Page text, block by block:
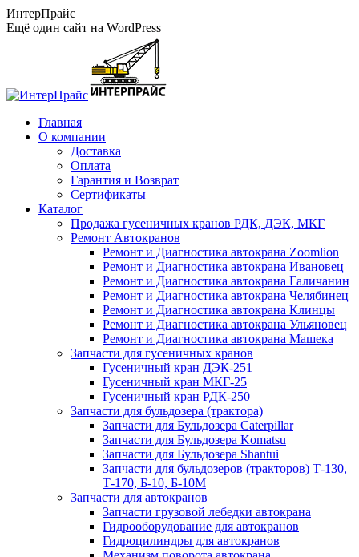
Перейти
к
ИнтерПрайс
Ещё один сайт на WordPress
Главная
О компании
Доставка
Оплата
Гарантия и Возврат
Сертификаты
Каталог
Продажа гусеничных кранов РДК, ДЭК, МКГ
Ремонт Автокранов
Ремонт и Диагностика автокрана Zoomlion
Ремонт и Диагностика автокрана Ивановец
Ремонт и Диагностика автокрана Галичанин
Ремонт и Диагностика автокрана Челябинец
Ремонт и Диагностика автокрана Клинцы
Ремонт и Диагностика автокрана Ульяновец
Ремонт и Диагностика автокрана Машека
Запчасти для гусеничных кранов
Гусеничный кран ДЭК-251
Гусеничный кран МКГ-25
Гусеничный кран РДК-250
Запчасти для бульдозера (трактора)
Запчасти для Бульдозера Caterpillar
Запчасти для Бульдозера Komatsu
Запчасти для Бульдозера Shantui
Запчасти для бульдозеров (тракторов) Т-130,
Т-170, Б-10, Б-10М
Запчасти для автокранов
Запчасти грузовой лебедки автокрана
Гидрооборудование для автокранов
Гидроцилиндры для автокранов